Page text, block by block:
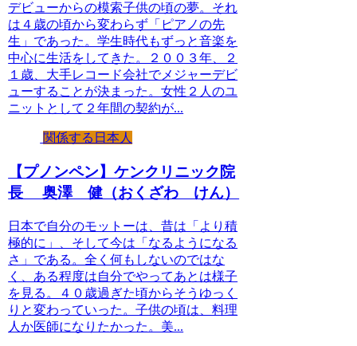
デビューからの模索子供の頃の夢。それ
は４歳の頃から変わらず「ピアノの先
生」であった。学生時代もずっと音楽を
中心に生活をしてきた。２００３年、２
１歳、大手レコード会社でメジャーデビ
ューすることが決まった。女性２人のユ
ニットとして２年間の契約が...
関係する日本人
【プノンペン】ケンクリニック院
長 奥澤 健（おくざわ けん）
日本で自分のモットーは、昔は「より積
極的に」、そして今は「なるようになる
さ」である。全く何もしないのではな
く、ある程度は自分でやってあとは様子
を見る。４０歳過ぎた頃からそうゆっく
りと変わっていった。子供の頃は、料理
人か医師になりたかった。美...